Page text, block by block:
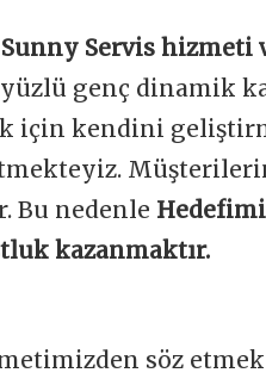
Sunny Servis hizmeti
genç dinamik
için kendini
Bu nedenle
kazanmaktır.
söz